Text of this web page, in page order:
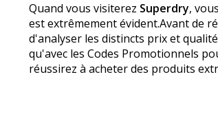
Quand vous visiterez Superdry,
est extrêmement évident.Avant de
d'analyser les distincts prix et
qu'avec les Codes Promotionnels
réussirez à acheter des produits